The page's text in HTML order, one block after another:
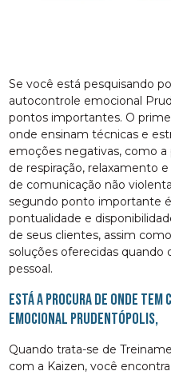
Se você está pesquisando
autocontrole emocional
pontos importantes. O
onde ensinam técnicas e
emoções negativas, como
de respiração, relaxamento
de comunicação não
segundo ponto importante
pontualidade e
de seus clientes, assim
soluções oferecidas
pessoal.
Está a procura de onde
emocional Prudentópolis,
Quando trata-se de
com a Kaizen, você